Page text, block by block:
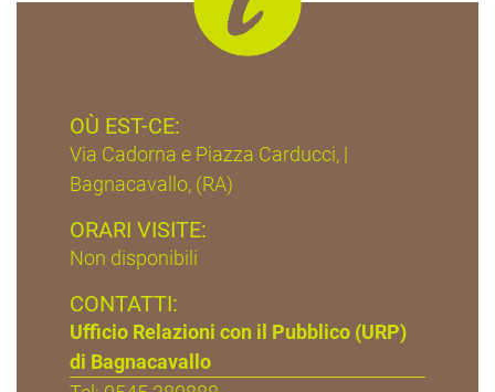
OÙ EST-CE:
Via Cadorna e Piazza Carducci, |
Bagnacavallo, (RA)
ORARI VISITE:
Non disponibili
CONTATTI:
Ufficio Relazioni con il Pubblico (URP)
di Bagnacavallo